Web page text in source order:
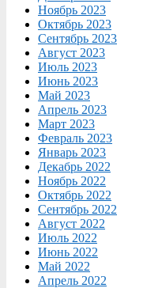
Ноябрь 2023
Октябрь 2023
Сентябрь 2023
Август 2023
Июль 2023
Июнь 2023
Май 2023
Апрель 2023
Март 2023
Февраль 2023
Январь 2023
Декабрь 2022
Ноябрь 2022
Октябрь 2022
Сентябрь 2022
Август 2022
Июль 2022
Июнь 2022
Май 2022
Апрель 2022